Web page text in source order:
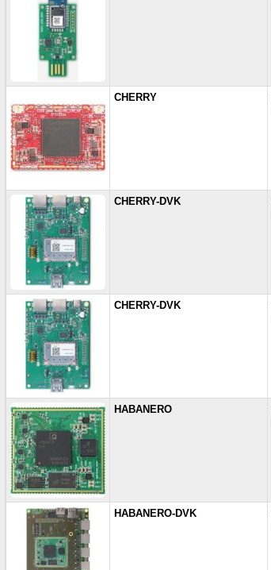
CHERRY
CHERRY-DVK
CHERRY-DVK
HABANERO
HABANERO-DVK